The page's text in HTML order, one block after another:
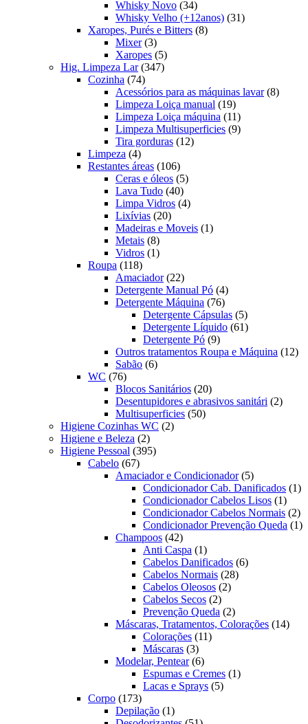
produtos
Whisky Novo 3434
produtos
Whisky Velho (+12anos) 3131
Xaropes, Purés e Bitters 88
Mixer 33
produtos
Xaropes 55
produtos
Hig. Limpeza Lar 347347
Cozinha 7474
produtos
Acessórios para as máquinas lavar 88
Limpeza Loiça manual 1919
produtos
Limpeza Loiça máquina 1111
produtos
Limpeza Multisuperficies 99
Tira gorduras 1212
Limpeza 44
produtos
Restantes áreas 106106
produtos
Ceras e óleos 55
Lava Tudo 4040
produtos
Limpa Vidros 44
Lixívias 2020
produtos
Madeiras e Moveis 11
Metais 88
produtos
Vidros 11
Roupa 118118
produtos
Amaciador 2222
produtos
Detergente Manual Pó 44
produtos
Detergente Máquina 7676
produtos
Detergente Cápsulas 55
produtos
Detergente Líquido 6161
Detergente Pó 99
produtos
Outros tratamentos Roupa e Máquina 1212
Sabão 66
WC 7676
produtos
Blocos Sanitários 2020
produtos
Desentupidores e abrasivos sanitári 22
Multisuperficies 5050
Higiene Cozinhas WC 22
Higiene e Beleza 22
produtos
Higiene Pessoal 395395
Cabelo 6767
produtos
Amaciador e Condicionador 55
produtos
Condicionador Cab. Danificados 11
Condicionador Cabelos Lisos 11
Condicionador Cabelos Normais 22
Condicionador Prevenção Queda 11
Champoos 4242
produtos
Anti Caspa 11
produto
Cabelos Danificados 66
Cabelos Normais 2828
Cabelos Oleosos 22
Cabelos Secos 22
produtos
Prevenção Queda 22
produtos
Máscaras, Tratamentos, Colorações 1414
Colorações 1111
Máscaras 33
produtos
Modelar, Pentear 66
produtos
Espumas e Cremes 11
Lacas e Sprays 55
Corpo 173173
produtos
Depilação 11